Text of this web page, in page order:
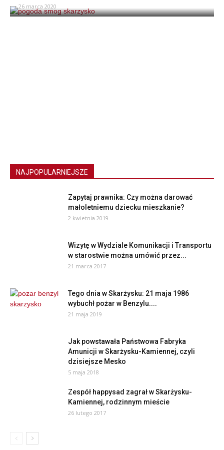
26 marca 2020
NAJPOPULARNIEJSZE
Zapytaj prawnika: Czy można darować
małoletniemu dziecku mieszkanie?
2 kwietnia 2019
Wizytę w Wydziale Komunikacji i Transportu
w starostwie można umówić przez...
21 marca 2017
Tego dnia w Skarżysku: 21 maja 1986
wybuchł pożar w Benzylu....
21 maja 2019
Jak powstawała Państwowa Fabryka
Amunicji w Skarżysku-Kamiennej, czyli
dzisiejsze Mesko
5 maja 2018
Zespół happysad zagrał w Skarżysku-
Kamiennej, rodzinnym mieście
26 lutego 2017